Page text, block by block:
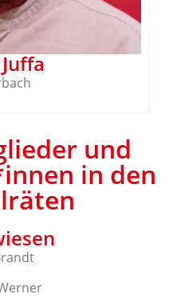
und
in den